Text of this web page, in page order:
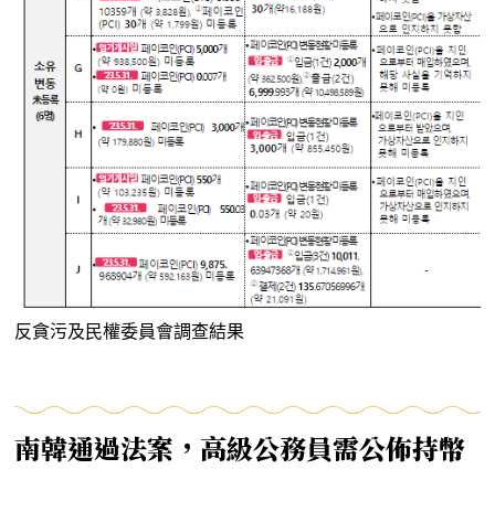
反貪污及民權委員會調查結果
南韓通過法案，高級公務員需公佈持幣